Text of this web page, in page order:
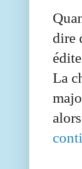
dire
La